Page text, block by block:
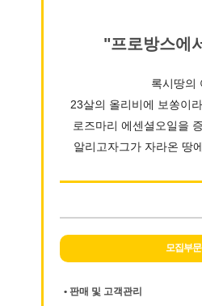
"프로방스에
록시땅의
23살의 올리비에 보쏭이
로즈마리 에센셜오일을
알리고자그가 자라온 땅
모집부문
• 판매 및 고객관리